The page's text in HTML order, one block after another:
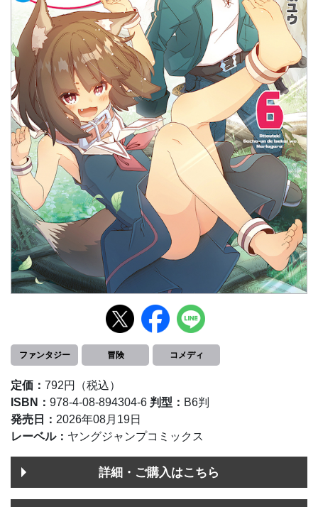
ファンタジー 冒険 コメディ
定価： 792円（税込）
ISBN： 978-4-08-894304-6 判型： B6判
発売日： 2026年08月19日
レーベル： ヤングジャンプコミックス
詳細・ご購入はこちら